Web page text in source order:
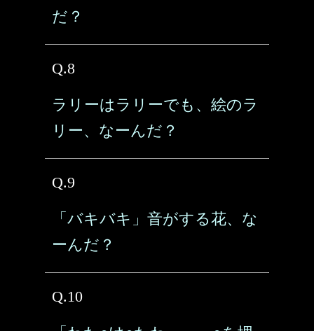
だ？
Q.8
ラリーはラリーでも、絵のラ
リー、なーんだ？
Q.9
「バキバキ」音がする花、な
ーんだ？
Q.10